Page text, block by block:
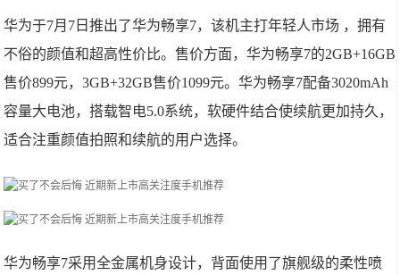
华为于7月7日推出了华为畅享7，该机主打年轻人市场 ，拥有
不俗的颜值和超高性价比。售价方面，华为畅享7的2GB+16GB
售价899元，3GB+32GB售价1099元。华为畅享7配备3020mAh
容量大电池，搭载智电5.0系统，软硬件结合使续航更加持久，
适合注重颜值拍照和续航的用户选择。
华为畅享7采用全金属机身设计，背面使用了旗舰级的柔性喷